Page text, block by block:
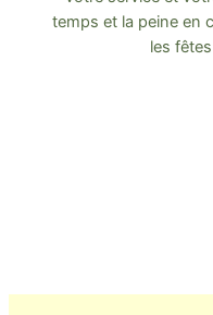
temps et la peine en
les